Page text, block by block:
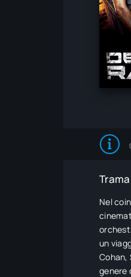
Nel
un
Cohan,
genere